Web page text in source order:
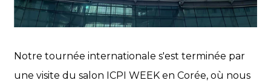
Notre tournée internationale s'est terminée par
une visite du salon ICPI WEEK en Corée, où nous